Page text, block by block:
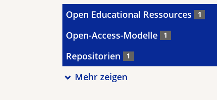
Open Educational Ressources 1
Open-Access-Modelle 1
Repositorien 1
Mehr zeigen